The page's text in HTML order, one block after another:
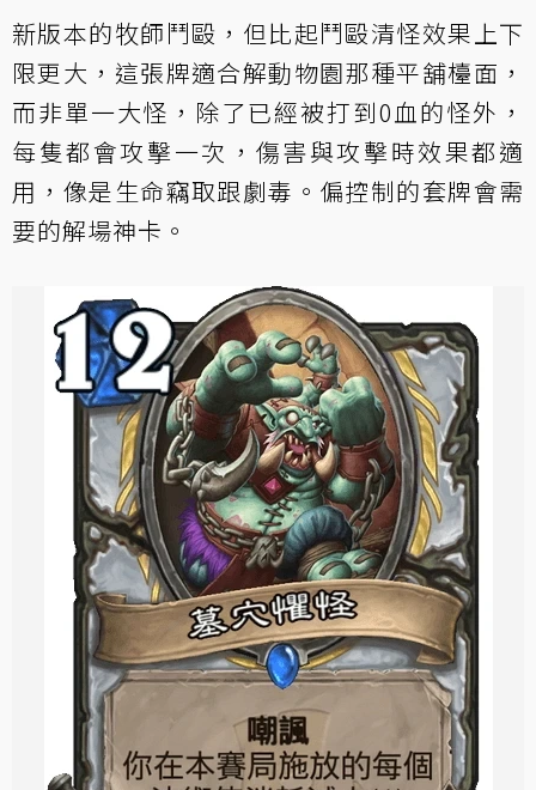
新版本的牧師鬥毆，但比起鬥毆清怪效果上下
限更大，這張牌適合解動物園那種平舖檯面，
而非單一大怪，除了已經被打到0血的怪外，
每隻都會攻擊一次，傷害與攻擊時效果都適
用，像是生命竊取跟劇毒。偏控制的套牌會需
要的解場神卡。